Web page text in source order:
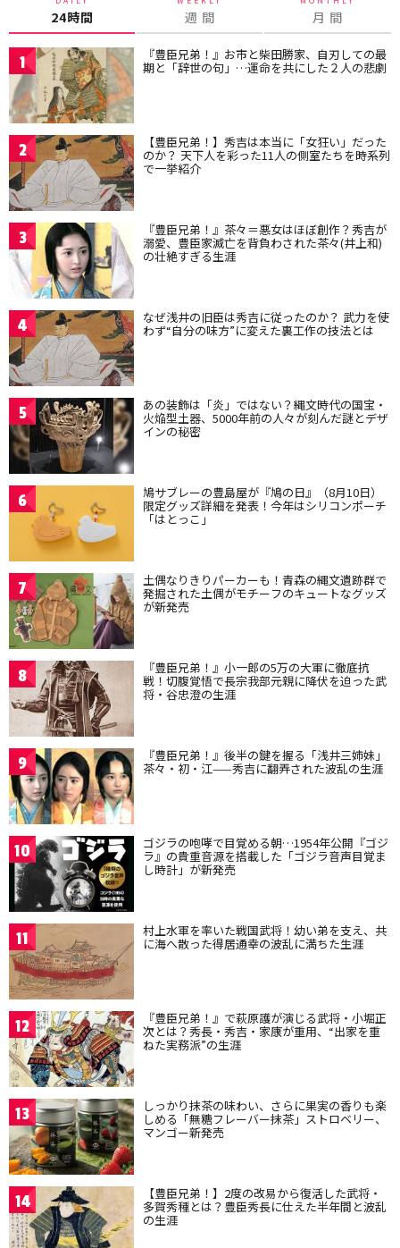
24時間 週 間 月 間
1 『豊臣兄弟！』お市と柴田勝家、自刃しての最
期と「辞世の句」…運命を共にした２人の悲劇
2 【豊臣兄弟！】秀吉は本当に「女狂い」だった
のか？ 天下人を彩った11人の側室たちを時系列
で一挙紹介
3 『豊臣兄弟！』茶々＝悪女はほぼ創作？秀吉が
溺愛、豊臣家滅亡を背負わされた茶々(井上和)
の壮絶すぎる生涯
4 なぜ浅井の旧臣は秀吉に従ったのか？ 武力を使
わず“自分の味方”に変えた裏工作の技法とは
5 あの装飾は「炎」ではない？縄文時代の国宝・
火焔型土器、5000年前の人々が刻んだ謎とデザ
インの秘密
6 鳩サブレーの豊島屋が『鳩の日』（8月10日）
限定グッズ詳細を発表！今年はシリコンポーチ
「はとっこ」
7 土偶なりきりパーカーも！青森の縄文遺跡群で
発掘された土偶がモチーフのキュートなグッズ
が新発売
8 『豊臣兄弟！』小一郎の5万の大軍に徹底抗
戦！切腹覚悟で長宗我部元親に降伏を迫った武
将・谷忠澄の生涯
9 『豊臣兄弟！』後半の鍵を握る「浅井三姉妹」
茶々・初・江——秀吉に翻弄された波乱の生涯
10 ゴジラの咆哮で目覚める朝…1954年公開『ゴジ
ラ』の貴重音源を搭載した「ゴジラ音声目覚ま
し時計」が新発売
11 村上水軍を率いた戦国武将！幼い弟を支え、共
に海へ散った得居通幸の波乱に満ちた生涯
12 『豊臣兄弟！』で萩原護が演じる武将・小堀正
次とは？秀長・秀吉・家康が重用、“出家を重
ねた実務派”の生涯
13 しっかり抹茶の味わい、さらに果実の香りも楽
しめる「無糖フレーバー抹茶」ストロベリー、
マンゴー新発売
14 【豊臣兄弟！】2度の改易から復活した武将・
多賀秀種とは？豊臣秀長に仕えた半年間と波乱
の生涯